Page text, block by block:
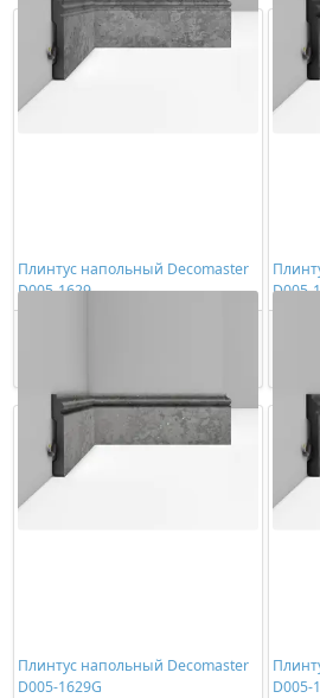
Плинтус напольный Decomaster
D005-1629
D005-
Плинтус напольный Decomaster
D005-1629G